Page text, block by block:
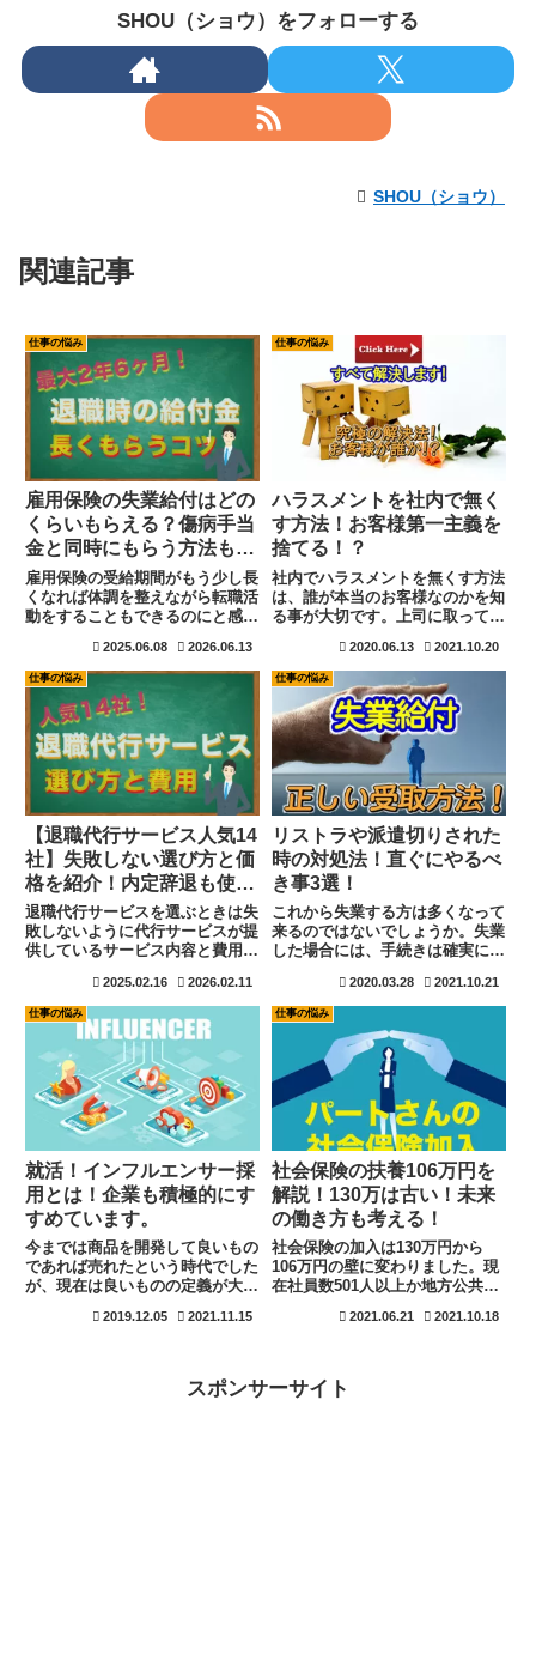
SHOU（ショウ）をフォローする
SHOU（ショウ）
関連記事
仕事の悩み
雇用保険の失業給付はどの
くらいもらえる？傷病手当
金と同時にもらう方法も紹
介します。
雇用保険の受給期間がもう少し長
くなれば体調を整えながら転職活
動をすることもできるのにと感じ
ていた場合は傷病手当金を受給す
ることもできるかもしれません
よ。併用できれば最大2年6ヵ月
給付が受けられます。申請期限、
必要書類、注意点までをわかりや
すく解説。妊娠・病気などの理由
も対応。
2025.06.08 2026.06.13
仕事の悩み
ハラスメントを社内で無く
す方法！お客様第一主義を
捨てる！？
社内でハラスメントを無くす方法
は、誰が本当のお客様なのかを知
る事が大切です。上司に取って部
礼な態度を取れば、部下は直接の
顧客にも失礼な態度を取ります。
自分の行動は部下の行動として落
とし込まれます。お客様の事をし
っかりと知りましょう
2020.06.13 2021.10.20
仕事の悩み
【退職代行サービス人気14
社】失敗しない選び方と価
格を紹介！内定辞退も使え
ます。
退職代行サービスを選ぶときは失
敗しないように代行サービスが提
供しているサービス内容と費用を
代行サービスは弁護士が所属して
運営を行っている弁護士法人や労
働組合が運営を行っている団体で
もサービス内容と費用も大きく違
います。あなたにあった内容で失
敗しない退職代行サービスの選び
方を紹介します。
2025.02.16 2026.02.11
仕事の悩み
リストラや派遣切りされた
時の対処法！直ぐにやるべ
き事3選！
これから失業する方は多くなって
来るのではないでしょうか。失業
した場合には、手続きは確実に行
活は一変します。少しでも負担が
少なく次のステージに向かう事は
大切ですね。妥協をして次を決め
ると更に後悔する事にもなりま
す。
2020.03.28 2021.10.21
仕事の悩み
就活！インフルエンサー採
用とは！企業も積極的にす
すめています。
今までは商品を開発して良いもの
であれば売れたという時代でした
が、現在は良いものの定義が大き
持つとマーケティングにも活かせ
る人材を集めています。これから
インフルエンサーを目指すかたも
2019.12.05 2021.11.15
仕事の悩み
社会保険の扶養106万円を
解説！130万は古い！未来
の働き方も考える！
社会保険の加入は130万円から
106万円の壁に変わりました。現
在社員数501人以上か地方公共団
社会保険に加入することが出来ま
には社員数101人、2024年には社
員数51人に拡大されるので、い
2021.06.21 2021.10.18
スポンサーサイト